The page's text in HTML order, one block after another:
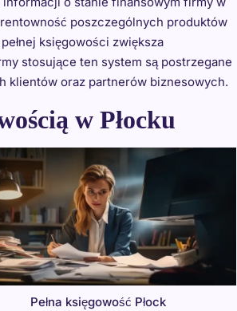
poszczególnych produktów
księgowości zwiększa
stosujące ten system są postrzegane
klientów oraz partnerów biznesowych.
w Płocku
Pełna księgowość Płock